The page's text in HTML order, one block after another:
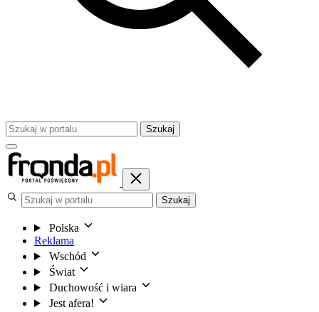
Szukaj
Szukaj
Polska
Reklama
Wschód
Świat
Duchowość i wiara
Jest afera!